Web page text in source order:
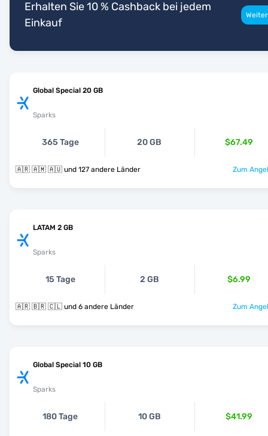
Erhalten Sie 10 % Cashback bei jedem
Einkauf
Global Special 20 GB
Sparks
365 Tage 20 GB $67.49
🇦🇷 🇦🇲 🇦🇺 und 127 andere Länder Zum
LATAM 2 GB
Sparks
15 Tage 2 GB $6.99
🇦🇷 🇧🇷 🇨🇱 und 6 andere Länder Zum
Global Special 10 GB
Sparks
180 Tage 10 GB $41.99